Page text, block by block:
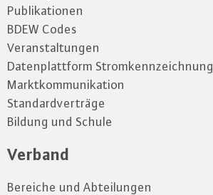
Publikationen
BDEW Codes
Veranstaltungen
Datenplattform Stromkennzeichnung
Marktkommunikation
Standardverträge
Bildung und Schule
Verband
Bereiche und Abteilungen